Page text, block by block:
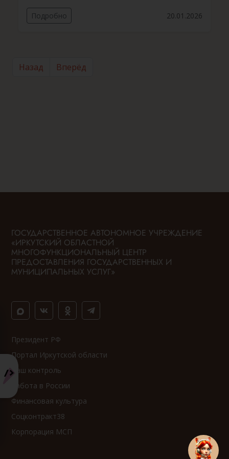
Подробно 20.01.2026
Назад Вперёд
ГОСУДАРСТВЕННОЕ АВТОНОМНОЕ УЧРЕЖДЕНИЕ
«ИРКУТСКИЙ ОБЛАСТНОЙ
МНОГОФУНКЦИОНАЛЬНЫЙ ЦЕНТР
ПРЕДОСТАВЛЕНИЯ ГОСУДАРСТВЕННЫХ И
МУНИЦИПАЛЬНЫХ УСЛУГ»
Президент РФ
Портал Иркутской области
Ваш контроль
Работа в России
Финансовая культура
Соцконтракт38
Корпорация МСП